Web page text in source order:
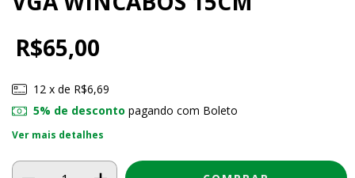
R$65,00
12 x de R$6,69
5% de desconto pagando com Boleto
Ver mais detalhes